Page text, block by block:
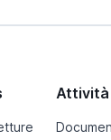
Attività